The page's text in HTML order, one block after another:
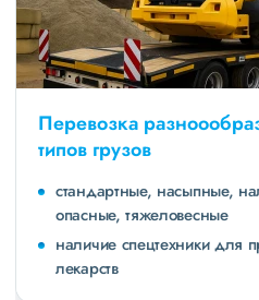
Перевозка
типов грузов
стандартные, насыпные,
опасные, тяжеловесные
наличие спецтехники для
лекарств